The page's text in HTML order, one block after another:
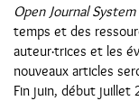
Open Journal System
temps et des
auteur·trices et les
nouveaux articles
Fin juin, début juillet